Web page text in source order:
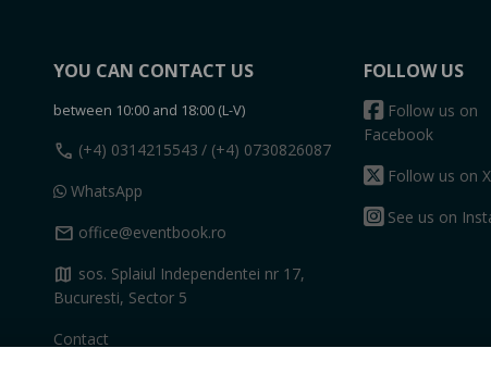
YOU CAN CONTACT US
between 10:00 and 18:00 (L-V)
call (+4) 0314215543 / (+4) 0730826087
WhatsApp
mail office@eventbook.ro
map sos. Splaiul Independentei nr 17,
Bucuresti, Sector 5
Contact
FOLLOW US
Follow us on
Facebook
Follow us on X
See us on